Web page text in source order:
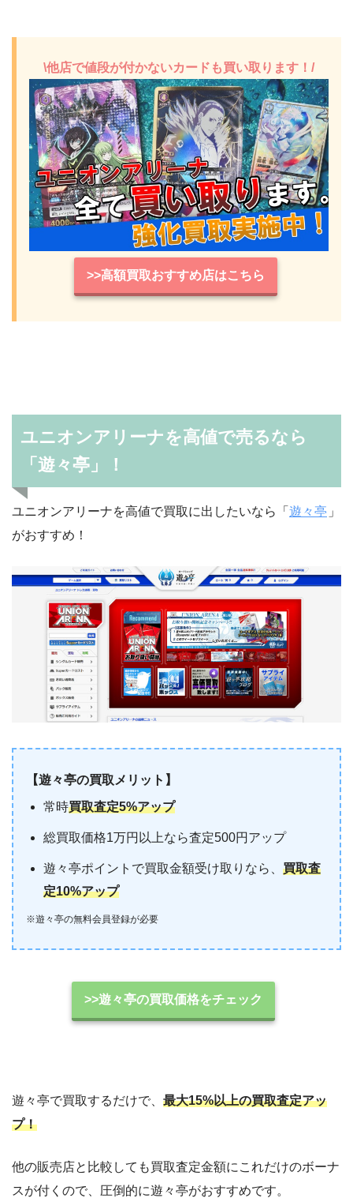
\他店で値段が付かないカードも買い取ります！/
>>高額買取おすすめ店はこちら
ユニオンアリーナを高値で売るなら
「遊々亭」！
ユニオンアリーナを高値で買取に出したいなら「 遊々亭 」
がおすすめ！
【遊々亭の買取メリット】
常時買取査定5%アップ
総買取価格1万円以上なら査定500円アップ
遊々亭ポイントで買取金額受け取りなら、買取査
定10%アップ
※遊々亭の無料会員登録が必要
>>遊々亭の買取価格をチェック
遊々亭で買取するだけで、 最大15%以上の買取査定アッ
プ！
他の販売店と比較しても買取査定金額にこれだけのボーナ
スが付くので、圧倒的に遊々亭がおすすめです。